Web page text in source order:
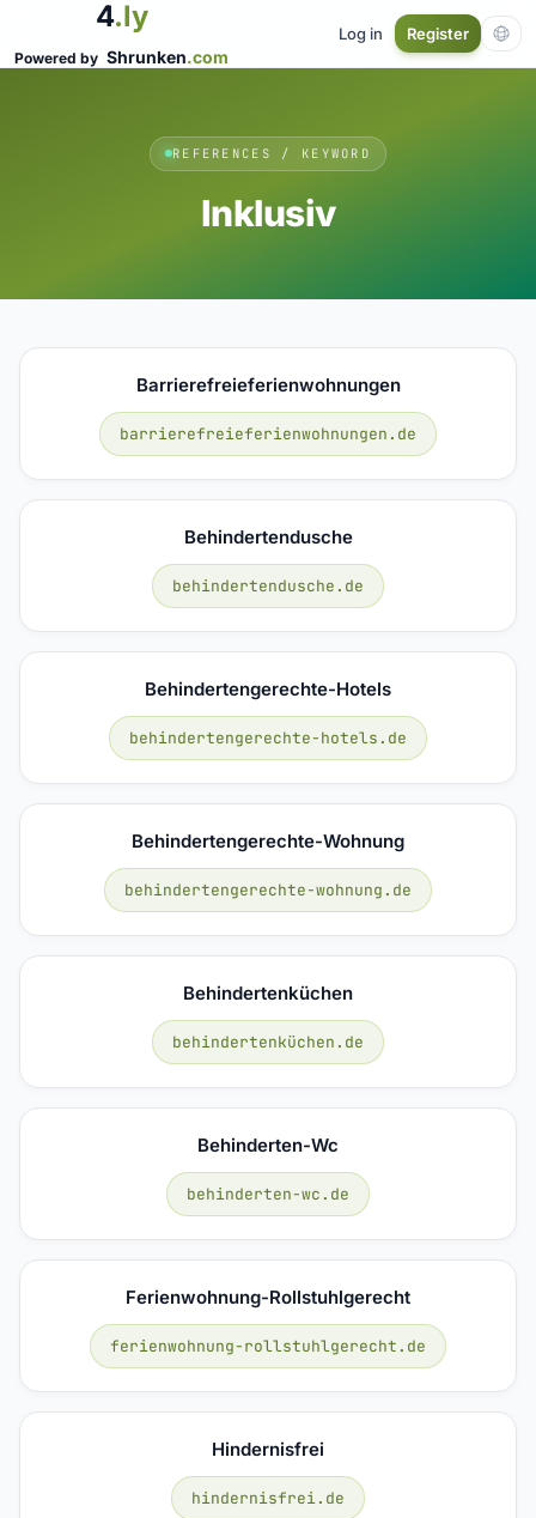
4.ly
Powered by Shrunken.com
Log in Register
REFERENCES / KEYWORD
Inklusiv
Barrierefreieferienwohnungen
barrierefreieferienwohnungen.de
Behindertendusche
behindertendusche.de
Behindertengerechte-Hotels
behindertengerechte-hotels.de
Behindertengerechte-Wohnung
behindertengerechte-wohnung.de
Behindertenküchen
behindertenküchen.de
Behinderten-Wc
behinderten-wc.de
Ferienwohnung-Rollstuhlgerecht
ferienwohnung-rollstuhlgerecht.de
Hindernisfrei
hindernisfrei.de